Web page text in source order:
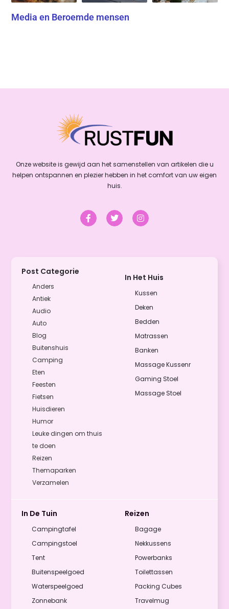
Media en Beroemde mensen
Onze website is gewijd aan het samenstellen van artikelen die u
helpen ontspannen en plezier hebben in het comfort van uw eigen
huis.
Post Categorie
Anders
Antiek
Audio
Auto
Blog
Buitenshuis
Camping
Eten
Feesten
Fietsen
Huisdieren
Humor
Leuke dingen om thuis
te doen
Reizen
Themaparken
Verzamelen
In Het Huis
Kussen
Deken
Bedden
Matrassen
Banken
Massage Kussenr
Gaming Stoel
Massage Stoel
In De Tuin
Campingtafel
Campingstoel
Tent
Buitenspeelgoed
Waterspeelgoed
Zonnebank
Reizen
Bagage
Nekkussens
Powerbanks
Toilettassen
Packing Cubes
Travelmug